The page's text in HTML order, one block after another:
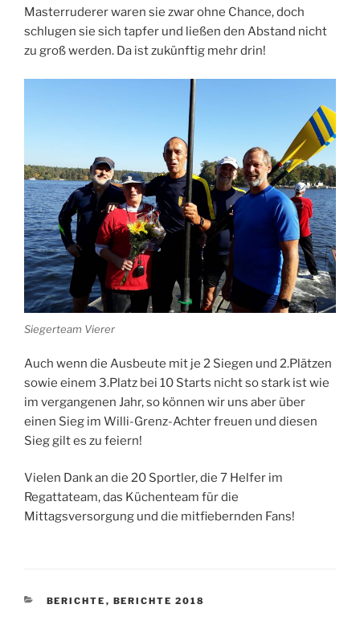
Masterruderer waren sie zwar ohne Chance, doch
schlugen sie sich tapfer und ließen den Abstand nicht
zu groß werden. Da ist zukünftig mehr drin!
Siegerteam Vierer
Auch wenn die Ausbeute mit je 2 Siegen und 2.Plätzen
sowie einem 3.Platz bei 10 Starts nicht so stark ist wie
im vergangenen Jahr, so können wir uns aber über
einen Sieg im Willi-Grenz-Achter freuen und diesen
Sieg gilt es zu feiern!
Vielen Dank an die 20 Sportler, die 7 Helfer im
Regattateam, das Küchenteam für die
Mittagsversorgung und die mitfiebernden Fans!
KATEGORIEN
BERICHTE , BERICHTE 2018